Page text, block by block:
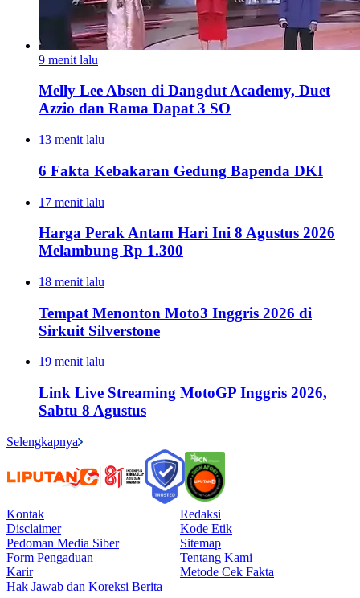
9 menit lalu
Melly Lee Absen di Dangdut Academy, Duet
Azzio dan Rama Dapat 3 SO
13 menit lalu
6 Fakta Kebakaran Gedung Bapenda DKI
17 menit lalu
Harga Perak Antam Hari Ini 8 Agustus 2026
Melambung Rp 1.300
18 menit lalu
Tempat Menonton Moto3 Inggris 2026 di
Sirkuit Silverstone
19 menit lalu
Link Live Streaming MotoGP Inggris 2026,
Sabtu 8 Agustus
Selengkapnya
Kontak
Redaksi
Disclaimer
Kode Etik
Pedoman Media Siber
Sitemap
Form Pengaduan
Tentang Kami
Karir
Metode Cek Fakta
Hak Jawab dan Koreksi Berita